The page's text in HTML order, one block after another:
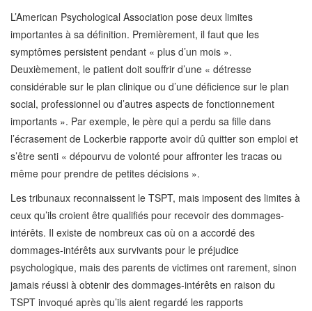
L’American Psychological Association pose deux limites
importantes à sa définition. Premièrement, il faut que les
symptômes persistent pendant « plus d’un mois ».
Deuxièmement, le patient doit souffrir d’une « détresse
considérable sur le plan clinique ou d’une déficience sur le plan
social, professionnel ou d’autres aspects de fonctionnement
importants ». Par exemple, le père qui a perdu sa fille dans
l’écrasement de Lockerbie rapporte avoir dû quitter son emploi et
s’être senti « dépourvu de volonté pour affronter les tracas ou
même pour prendre de petites décisions ».
Les tribunaux reconnaissent le TSPT, mais imposent des limites à
ceux qu’ils croient être qualifiés pour recevoir des dommages-
intérêts. Il existe de nombreux cas où on a accordé des
dommages-intérêts aux survivants pour le préjudice
psychologique, mais des parents de victimes ont rarement, sinon
jamais réussi à obtenir des dommages-intérêts en raison du
TSPT invoqué après qu’ils aient regardé les rapports